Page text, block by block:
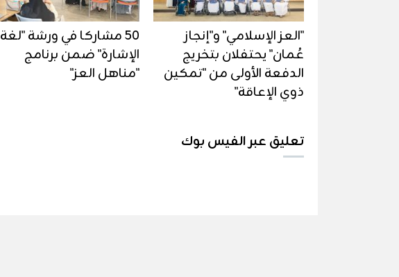
"العز الإسلامي" و"إنجاز
عُمان" يحتفلان بتخريج
الدفعة الأولى من "تمكين
ذوي الإعاقة"
50 مشاركا في ورشة "لغة
الإشارة" ضمن برنامج
"مناهل العز"
تعليق عبر الفيس بوك